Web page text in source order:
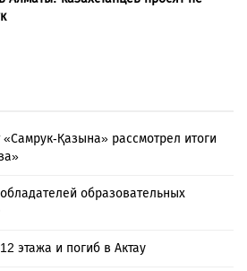
Қазына» рассмотрел итоги
образовательных
этажа и погиб в Актау